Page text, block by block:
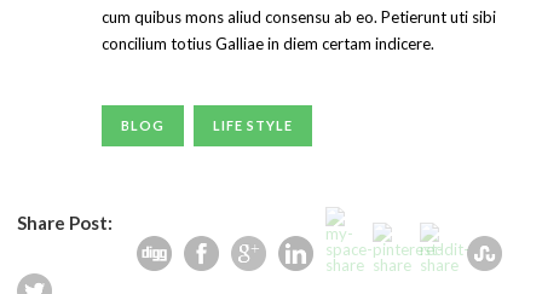
cum quibus mons aliud consensu ab eo. Petierunt uti sibi
concilium totius Galliae in diem certam indicere.
BLOG LIFE STYLE
Share Post: